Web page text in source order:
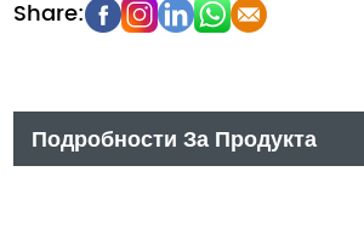
Подробности За Продукта